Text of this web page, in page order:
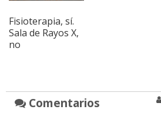
Fisioterapia, sí.
Sala de Rayos X,
no
Comentarios